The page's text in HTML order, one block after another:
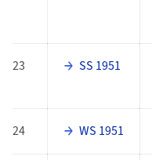
23 SS 1951
24 WS 1951